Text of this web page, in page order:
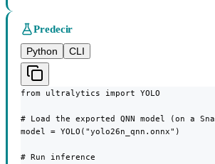
Predecir
Python
CLI
from ultralytics import YOLO
# Load the exported QNN model (on a
model = YOLO("yolo26n_qnn.onnx")
# Run inference